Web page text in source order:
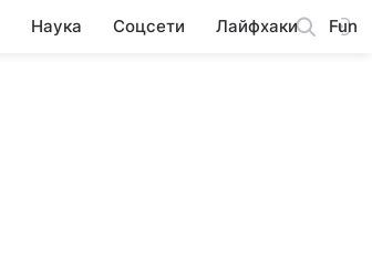
Наука Соцсети Лайфхаки Fun